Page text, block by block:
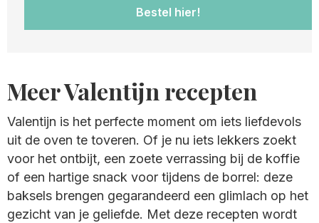
Bestel hier!
Meer Valentijn recepten
Valentijn is het perfecte moment om iets liefdevols
uit de oven te toveren. Of je nu iets lekkers zoekt
voor het ontbijt, een zoete verrassing bij de koffie
of een hartige snack voor tijdens de borrel: deze
baksels brengen gegarandeerd een glimlach op het
gezicht van je geliefde. Met deze recepten wordt